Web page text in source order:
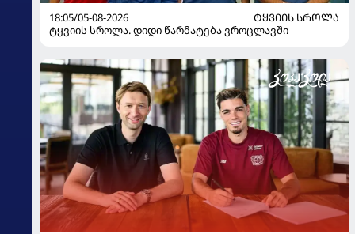
18:05/05-08-2026
ᲢᲧᲕᲘᲘᲡ ᲡᲠᲝᲚᲐ
ტყვიის სროლა. დიდი წარმატება ვროცლავში